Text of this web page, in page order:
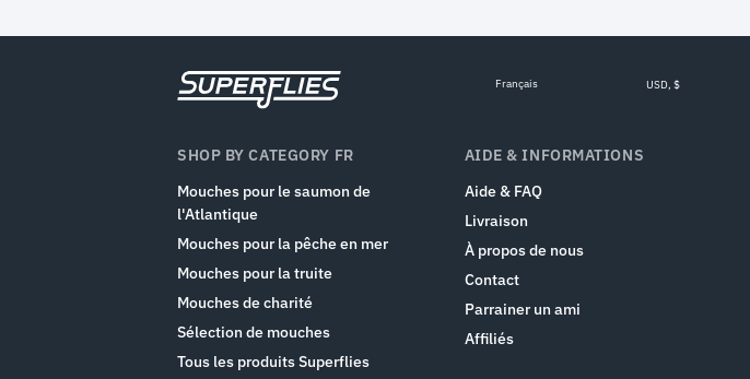
Français USD, $
SHOP BY CATEGORY FR
Mouches pour le saumon de
l'Atlantique
Mouches pour la pêche en mer
Mouches pour la truite
Mouches de charité
Sélection de mouches
Tous les produits Superflies
AIDE & INFORMATIONS
Aide & FAQ
Livraison
À propos de nous
Contact
Parrainer un ami
Affiliés